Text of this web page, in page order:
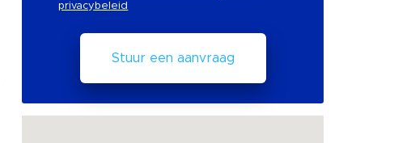
privacybeleid